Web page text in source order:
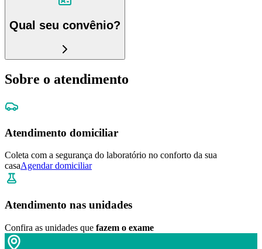
Qual seu convênio?
Sobre o atendimento
Atendimento domiciliar
Coleta com a segurança do laboratório no conforto da sua
casaAgendar domiciliar
Atendimento nas unidades
Confira as unidades que fazem o exame